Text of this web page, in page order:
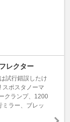
レクター
試行錯誤したけ
スポスタノーマ
クランプ、1200
ラー、ブレッ